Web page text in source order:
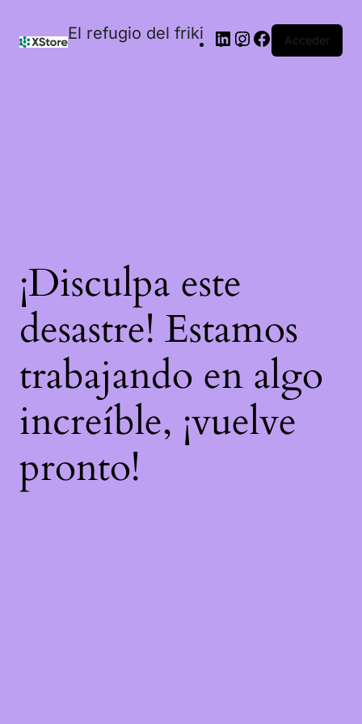
El refugio del friki Acceder
¡Disculpa este
desastre! Estamos
trabajando en algo
increíble, ¡vuelve
pronto!